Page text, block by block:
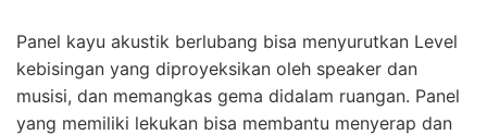
Panel kayu akustik berlubang bisa menyurutkan Level
kebisingan yang diproyeksikan oleh speaker dan
musisi, dan memangkas gema didalam ruangan. Panel
yang memiliki lekukan bisa membantu menyerap dan